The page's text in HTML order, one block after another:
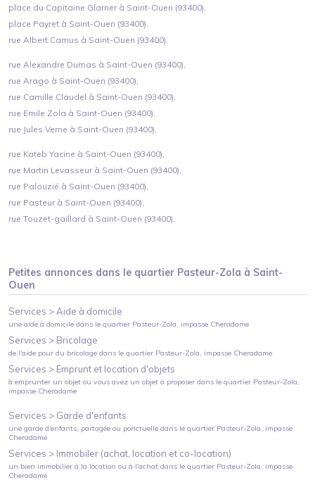
place du Capitaine Glarner à Saint-Ouen (93400),
place Payret à Saint-Ouen (93400),
rue Albert Camus à Saint-Ouen (93400),
rue Alexandre Dumas à Saint-Ouen (93400),
rue Arago à Saint-Ouen (93400),
rue Camille Claudel à Saint-Ouen (93400),
rue Emile Zola à Saint-Ouen (93400),
rue Jules Verne à Saint-Ouen (93400),
rue Kateb Yacine à Saint-Ouen (93400),
rue Martin Levasseur à Saint-Ouen (93400),
rue Palouzié à Saint-Ouen (93400),
rue Pasteur à Saint-Ouen (93400),
rue Touzet-gaillard à Saint-Ouen (93400),
Petites annonces dans le quartier Pasteur-Zola à Saint-
Ouen
Services >Aide à domicile
une aide à domicile dans le quartier Pasteur-Zola, impasse Cheradame
Services > Bricolage
de l'aide pour du bricolage dans le quartier Pasteur-Zola, impasse Cheradame
Services > Emprunt et location d'objets
à emprunter un objet ou vous avez un objet à proposer dans le quartier Pasteur-Zola,
impasse Cheradame
Services > Garde d'enfants
une garde d'enfants, partagée ou ponctuelle dans le quartier Pasteur-Zola, impasse
Cheradame
Services > Immobiler (achat, location et co-location)
un bien immobilier à la location ou à l'achat dans le quartier Pasteur-Zola, impasse
Cheradame